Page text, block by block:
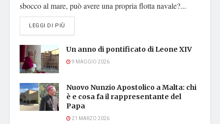
sbocco al mare, può avere una propria flotta navale?...
LEGGI DI PIÙ
Un anno di pontificato di Leone XIV
9 MAGGIO 2026
Nuovo Nunzio Apostolico a Malta: chi
è e cosa fa il rappresentante del
Papa
21 MARZO 2026